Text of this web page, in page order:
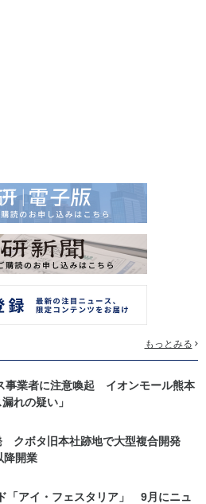
もっとみる
事業者に注意喚起 イオンモール熊本
れの疑い」
クボタ旧本社跡地で大型複合開発
降開業
「アイ・フェスタリア」 9月にニュ